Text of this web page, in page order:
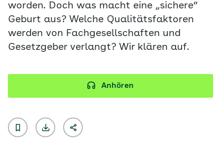
worden. Doch was macht eine „sichere“
Geburt aus? Welche Qualitätsfaktoren
werden von Fachgesellschaften und
Gesetzgeber verlangt? Wir klären auf.
Anhören